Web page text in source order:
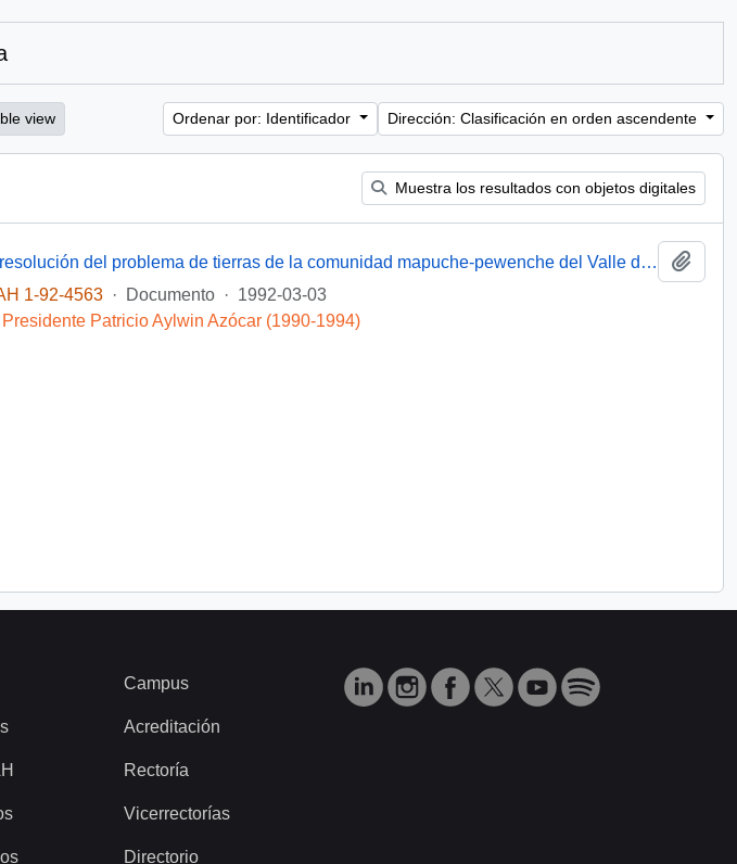
view Ordenar por: Identificador Dirección: Clasificación en orden ascendente
Muestra los resultados con objetos digitales
[Solicita resolución del problema de tierras de la comunidad mapuche-pewenche del Valle de Quinquén]
1-92-4563
· Documento · 1992-03-03
Presidente Patricio Aylwin Azócar (1990-1994)
Campus
Acreditación
Rectoría
Vicerrectorías
Directorio